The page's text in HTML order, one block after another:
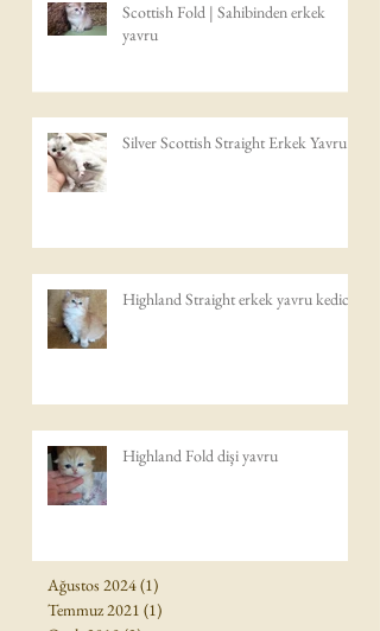
Scottish Fold | Sahibinden erkek
yavru
Silver Scottish Straight Erkek Yavru
Highland Straight erkek yavru kedicik
Highland Fold dişi yavru
Ağustos 2024(1)
Temmuz 2021 (1)